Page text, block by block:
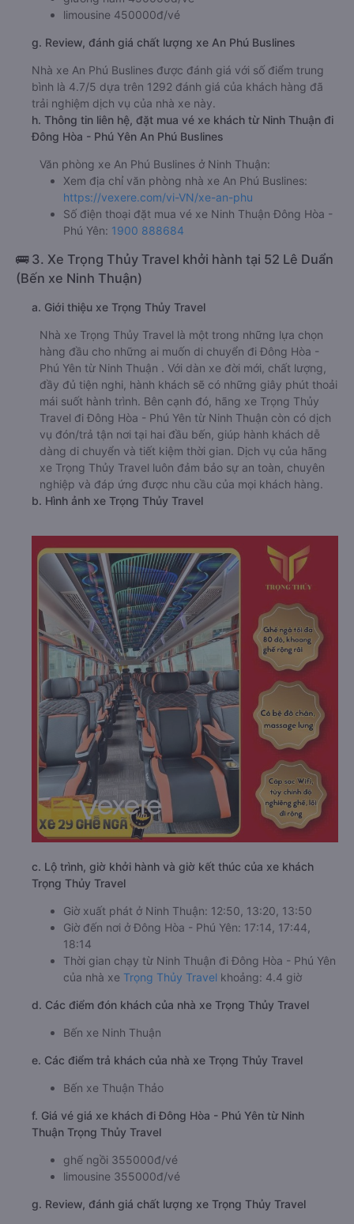
limousine 450000đ/vé
g. Review, đánh giá chất lượng xe An Phú Buslines
Nhà xe An Phú Buslines được đánh giá với số điểm trung
bình là 4.7/5 dựa trên 1292 đánh giá của khách hàng đã
trải nghiệm dịch vụ của nhà xe này.
h. Thông tin liên hệ, đặt mua vé xe khách từ Ninh Thuận đi
Đông Hòa - Phú Yên An Phú Buslines
Văn phòng xe An Phú Buslines ở Ninh Thuận:
Xem địa chỉ văn phòng nhà xe An Phú Buslines:
https://vexere.com/vi-VN/xe-an-phu
Số điện thoại đặt mua vé xe Ninh Thuận Đông Hòa -
Phú Yên: 1900 888684
🚌 3. Xe Trọng Thủy Travel khởi hành tại 52 Lê Duẩn
(Bến xe Ninh Thuận)
a. Giới thiệu xe Trọng Thủy Travel
Nhà xe Trọng Thủy Travel là một trong những lựa chọn
hàng đầu cho những ai muốn di chuyển đi Đông Hòa -
Phú Yên từ Ninh Thuận . Với dàn xe đời mới, chất lượng,
đầy đủ tiện nghi, hành khách sẽ có những giây phút thoải
mái suốt hành trình. Bên cạnh đó, hãng xe Trọng Thủy
Travel đi Đông Hòa - Phú Yên từ Ninh Thuận còn có dịch
vụ đón/trả tận nơi tại hai đầu bến, giúp hành khách dễ
dàng di chuyển và tiết kiệm thời gian. Dịch vụ của hãng
xe Trọng Thủy Travel luôn đảm bảo sự an toàn, chuyên
nghiệp và đáp ứng được nhu cầu của mọi khách hàng.
b. Hình ảnh xe Trọng Thủy Travel
c. Lộ trình, giờ khởi hành và giờ kết thúc của xe khách
Trọng Thủy Travel
Giờ xuất phát ở Ninh Thuận: 12:50, 13:20, 13:50
Giờ đến nơi ở Đông Hòa - Phú Yên: 17:14, 17:44,
18:14
Thời gian chạy từ Ninh Thuận đi Đông Hòa - Phú Yên
của nhà xe Trọng Thủy Travel khoảng: 4.4 giờ
d. Các điểm đón khách của nhà xe Trọng Thủy Travel
Bến xe Ninh Thuận
e. Các điểm trả khách của nhà xe Trọng Thủy Travel
Bến xe Thuận Thảo
f. Giá vé giá xe khách đi Đông Hòa - Phú Yên từ Ninh
Thuận Trọng Thủy Travel
ghế ngồi 355000đ/vé
limousine 355000đ/vé
g. Review, đánh giá chất lượng xe Trọng Thủy Travel